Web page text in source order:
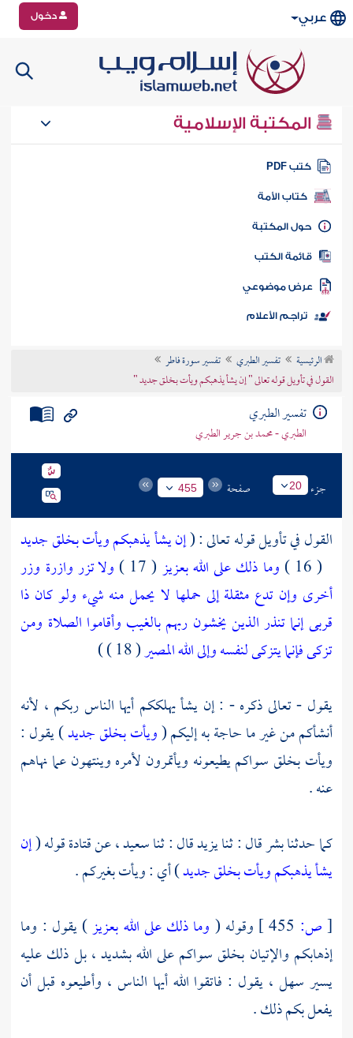
عربي دخول
المكتبة الإسلامية
كتب PDF
كتاب الأمة
المكتبة
الكتب
موضوعي
تراجم الأعلام
الرئيسية تفسير الطبري
تفسير سورة فاطر
القول في تأويل قوله تعالى " إن يشأ يذهبكم ويأت بخلق جديد "
تفسير الطبري
الطبري - محمد بن جرير الطبري
جزء 20 صفحة 455
القول في تأويل قوله تعالى : (إن يشأ يذهبكم ويأت بخلق جديد
( 16 )
وما ذلك على الله بعزيز ( 17 )
ولا تزر وازرة وزر
أخرى وإن تدع مثقلة إلى حملها لا يحمل منه شيء ولو كان ذا
قربى إنما تنذر الذين يخشون ربهم بالغيب وأقاموا الصلاة ومن
تزكى فإنما يتزكى لنفسه وإلى الله المصير( 18 ) )
يقول - تعالى ذكره - : إن يشأ يهلككم أيها الناس ربكم ، لأنه
أنشأكم من غير ما حاجة به إليكم (ويأت بخلق جديد) يقول :
ويأت بخلق سواكم يطيعونه ويأتمرون لأمره وينتهون عما نهاهم
عنه .
كما حدثنابشرقال : ثنايزيدقال : ثناسعيد ،عنقتادةقوله (إن
يشأ يذهبكم ويأت بخلق جديد) أي : ويأت بغيركم .
[ص: وقوله ( وما ذلك على الله بعزيز) يقول : وما
إذهابكم والإتيان بخلق سواكم على الله بشديد ، بل ذلك عليه
يسير سهل ، يقول : فاتقوا الله أيها الناس ، وأطيعوه قبل أن
يفعل بكم ذلك .